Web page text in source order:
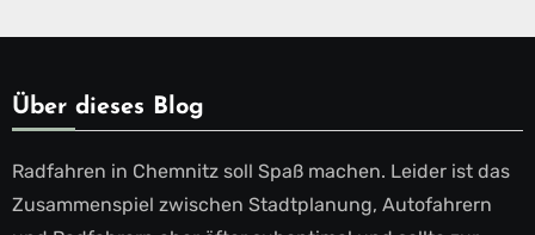
Über dieses Blog
Radfahren in Chemnitz soll Spaß machen. Leider ist das
Zusammenspiel zwischen Stadtplanung, Autofahrern